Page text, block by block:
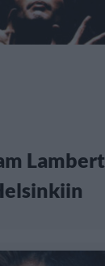
Lambert